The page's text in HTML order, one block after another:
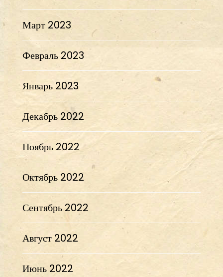
Март 2023
Февраль 2023
Январь 2023
Декабрь 2022
Ноябрь 2022
Октябрь 2022
Сентябрь 2022
Август 2022
Июнь 2022